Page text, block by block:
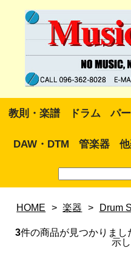
教則・楽譜 ドラム パ
DAW・DTM 管楽器
HOME > 楽器 > Drum
3件の商品が見つかりまし
示